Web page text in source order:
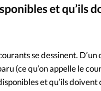
et qu’ils
se dessinent. D’un
(ce qu’on appelle le
et qu’ils